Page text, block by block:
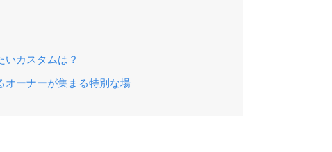
いカスタムは？
オーナーが集まる特別な場